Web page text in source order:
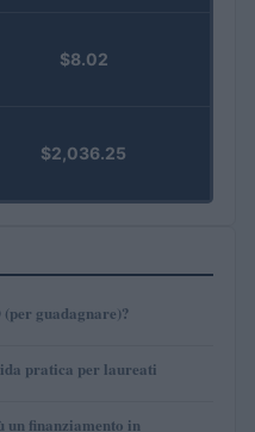
$8.02
$2,036.25
guadagnare)?
pratica per laureati
un finanziamento in